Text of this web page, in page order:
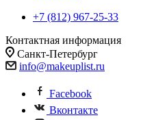
+7 (812) 967-25-33
Контактная информация
Санкт-Петербург
info@makeuplist.ru
Facebook
Вконтакте